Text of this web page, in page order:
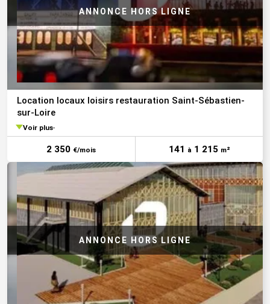
Location locaux loisirs restauration Saint-Sébastien-
sur-Loire
Voir plus
2 350 €/mois 141 à1 215 m²